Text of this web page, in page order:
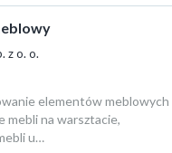
z o. o.
elementów meblowych
mebli na warsztacie,
u…